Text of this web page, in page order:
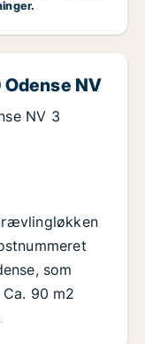
NV
NV 3
som
90 m2